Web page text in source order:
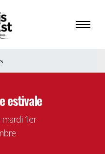
estivale
1er